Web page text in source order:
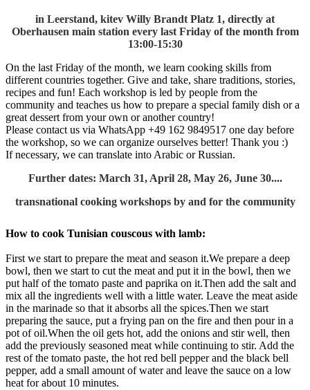
in Leerstand, kitev Willy Brandt Platz 1, directly at
Oberhausen main station every last Friday of the month from
13:00-15:30
On the last Friday of the month, we learn cooking skills from
different countries together. Give and take, share traditions, stories,
recipes and fun! Each workshop is led by people from the
community and teaches us how to prepare a special family dish or a
great dessert from your own or another country!
Please contact us via WhatsApp +49 162 9849517 one day before
the workshop, so we can organize ourselves better! Thank you :)
If necessary, we can translate into Arabic or Russian.
Further dates: March 31, April 28, May 26, June 30....
transnational cooking workshops by and for the community
How to cook Tunisian couscous with lamb:
First we start to prepare the meat and season it.We prepare a deep
bowl, then we start to cut the meat and put it in the bowl, then we
put half of the tomato paste and paprika on it.Then add the salt and
mix all the ingredients well with a little water. Leave the meat aside
in the marinade so that it absorbs all the spices.Then we start
preparing the sauce, put a frying pan on the fire and then pour in a
pot of oil.When the oil gets hot, add the onions and stir well, then
add the previously seasoned meat while continuing to stir. Add the
rest of the tomato paste, the hot red bell pepper and the black bell
pepper, add a small amount of water and leave the sauce on a low
heat for about 10 minutes.